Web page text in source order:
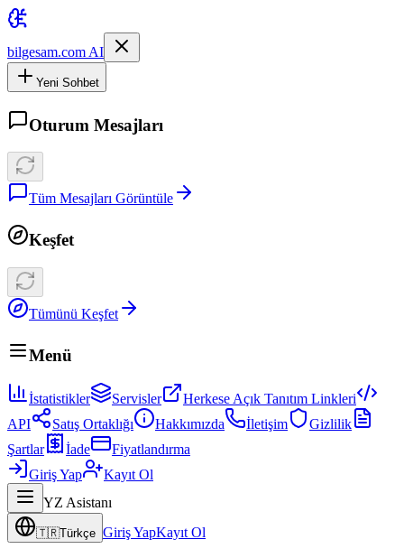
bilgesam.com AI
Yeni Sohbet
Oturum Mesajları
Tüm Mesajları Görüntüle
Keşfet
Tümünü Keşfet
Menü
İstatistikler Servisler
Herkese Açık Tanıtım Linkleri
API
Satış Ortaklığı Hakkımızda İletişim
Gizlilik
Şartlar
İade
Fiyatlandırma
Giriş Yap
Kayıt Ol
YZ Asistanı
🇹🇷Türkçe Giriş YapKayıt Ol